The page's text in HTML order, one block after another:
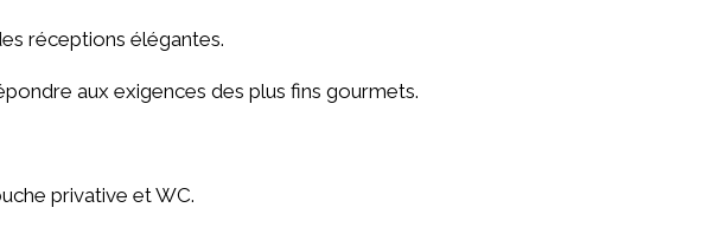
réceptions élégantes.
aux exigences des plus fins gourmets.
privative et WC.